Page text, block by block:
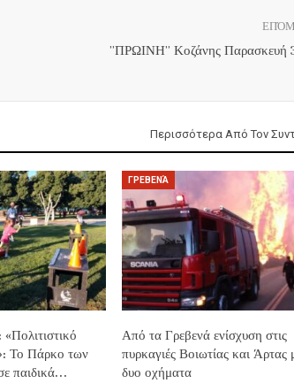
”ΠΡΩΙΝΗ” Κοζάνης Παρασκευή
Περισσότερα Από Τον
Το Πάρκο των
παιδικά…
ΓΡΕΒΕΝΆ
Από τα Γρεβενά ενίσχυση στις
πυρκαγιές Βοιωτίας και Άρτας
δυο οχήματα